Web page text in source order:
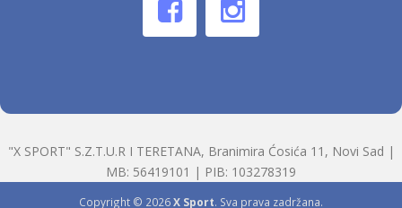
"X SPORT" S.Z.T.U.R I TERETANA, Branimira Ćosića 11, Novi Sad |
MB: 56419101 | PIB: 103278319
Copyright © 2026X Sport. Sva prava zadržana.